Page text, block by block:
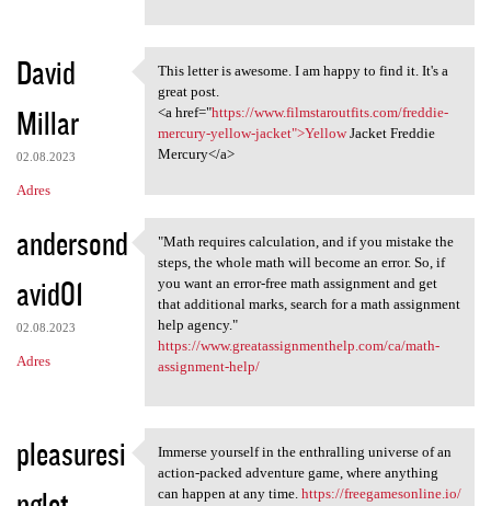
David
Millar
02.08.2023
Adres
This letter is awesome. I am
This letter is awesome. I am happy to find it. It's a
great post.
<a href="https://www.filmstaroutfits.com/freddie-
mercury-yellow-jacket">YellowJacket Freddie
Mercury</a>
andersond
avid01
02.08.2023
Adres
"Math requires calculation,
"Math requires calculation, and if you mistake the
steps, the whole math will become an error. So, if
you want an error-free math assignment and get
that additional marks, search for a math assignment
help agency."
https://www.greatassignmenthelp.com/ca/math-
assignment-help/
pleasuresi
Immerse yourself in the
Immerse yourself in the enthralling universe of an
action-packed adventure game, where anything
can happen at any time. https://freegamesonline.io/